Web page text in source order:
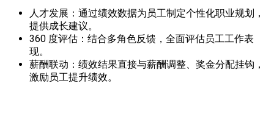
人才发展：通过绩效数据为员工制定个性化职业规划，
提供成长建议。
360 度评估：结合多角色反馈，全面评估员工工作表
现。
薪酬联动：绩效结果直接与薪酬调整、奖金分配挂钩，
激励员工提升绩效。